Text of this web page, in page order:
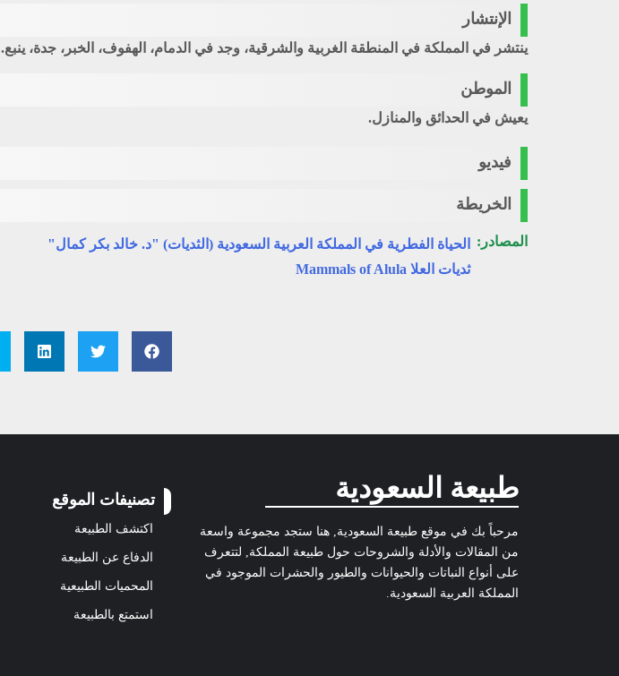
الإنتشار
ينتشر في المملكة في المنطقة الغربية والشرقية، وجد في الدمام، الهفوف، الخبر، جدة، ينبع.
الموطن
يعيش في الحدائق والمنازل.
فيديو
الخريطة
المصادر:
الحياة الفطرية في المملكة العربية السعودية (الثديات) "د. خالد بكر كمال"
ثديات العلا Mammals of Alula
طبيعة السعودية
مرحباً بك في موقع طبيعة السعودية, هنا ستجد مجموعة واسعة
من المقالات والأدلة والشروحات حول طبيعة المملكة, لتتعرف
على أنواع النباتات والحيوانات والطيور والحشرات الموجود في
المملكة العربية السعودية.
تصنيفات الموقع
اكتشف الطبيعة
الدفاع عن الطبيعة
المحميات الطبيعية
استمتع بالطبيعة